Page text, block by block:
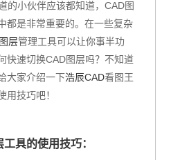
的小伙伴应该都知道，CAD图
都是非常重要的。在一些复杂
层管理工具可以让你事半功
快速切换CAD图层吗？不知道
大家介绍一下浩辰CAD看图王
用技巧吧！
具的使用技巧：